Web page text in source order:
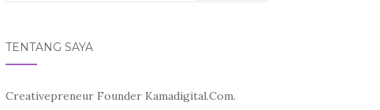
TENTANG SAYA
Creativepreneur Founder Kamadigital.Com.